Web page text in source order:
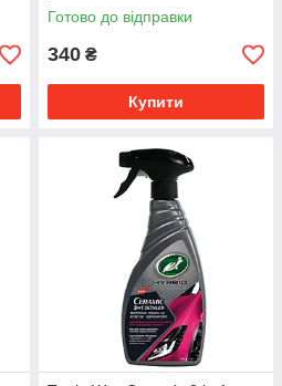
Готово до відправки
340 ₴
Купити